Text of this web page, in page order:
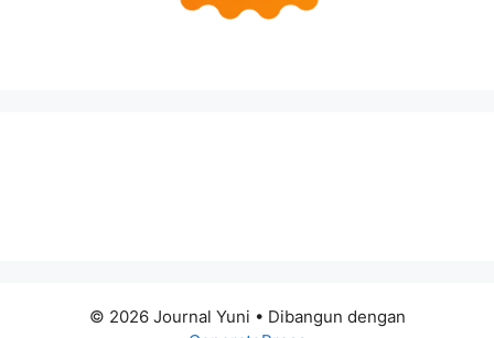
© 2026 Journal Yuni • Dibangun dengan